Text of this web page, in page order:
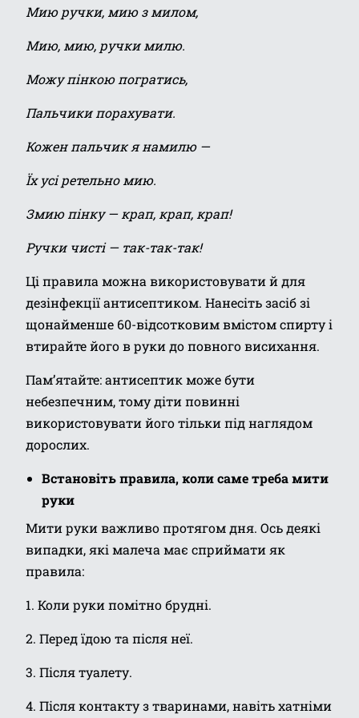
Мию ручки, мию з милом,
Мию, мию, ручки милю.
Можу пінкою погратись,
Пальчики порахувати.
Кожен пальчик я намилю —
Їх усі ретельно мию.
Змию пінку — крап, крап, крап!
Ручки чисті — так-так-так!
Ці правила можна використовувати й для
дезінфекції антисептиком. Нанесіть засіб зі
щонайменше 60-відсотковим вмістом спирту і
втирайте його в руки до повного висихання.
Пам’ятайте: антисептик може бути
небезпечним, тому діти повинні
використовувати його тільки під наглядом
дорослих.
Встановіть правила, коли саме треба мити
руки
Мити руки важливо протягом дня. Ось деякі
випадки, які малеча має сприймати як
правила:
1. Коли руки помітно брудні.
2. Перед їдою та після неї.
3. Після туалету.
4. Після контакту з тваринами, навіть хатніми